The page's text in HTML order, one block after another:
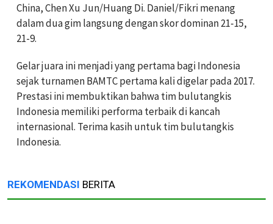
China, Chen Xu Jun/Huang Di. Daniel/Fikri menang
dalam dua gim langsung dengan skor dominan 21-15,
21-9.
Gelar juara ini menjadi yang pertama bagi Indonesia
sejak turnamen BAMTC pertama kali digelar pada 2017.
Prestasi ini membuktikan bahwa tim bulutangkis
Indonesia memiliki performa terbaik di kancah
internasional. Terima kasih untuk tim bulutangkis
Indonesia.
REKOMENDASI BERITA